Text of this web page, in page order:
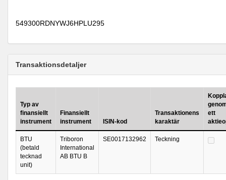
549300RDNYWJ6HPLU295
Transaktionsdetaljer
Typ av
finansiellt
instrument
Finansiellt
instrument
ISIN-kod
Transaktionens
karaktär
ett
BTU
(betald
tecknad
unit)
Triboron
International
AB BTU B
SE0017132962 Teckning